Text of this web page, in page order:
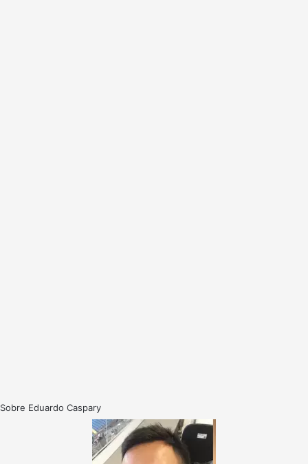
Sobre Eduardo Caspary